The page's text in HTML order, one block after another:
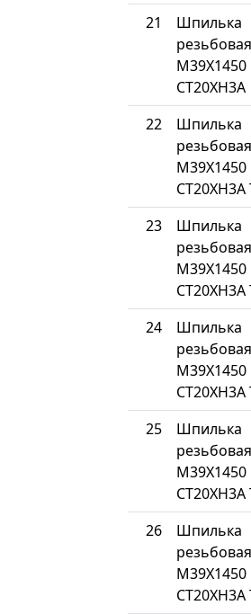
21
Шпилька
резьбовая
М39Х1450
СТ20ХН3А
22
Шпилька
резьбовая
М39Х1450
СТ20ХН3А
23
Шпилька
резьбовая
М39Х1450
СТ20ХН3А
24
Шпилька
резьбовая
М39Х1450
СТ20ХН3А
25
Шпилька
резьбовая
М39Х1450
СТ20ХН3А
26
Шпилька
резьбовая
М39Х1450
СТ20ХН3А